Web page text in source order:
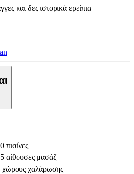
και δες ιστορικά ερείπια
αίθουσες μασάζ
χαλάρωσης